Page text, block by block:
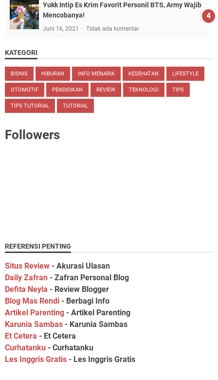
Yukk Intip Es Krim Favorit Personil BTS, Army Wajib
Mencobanya!
Juni 16, 2021 Tidak ada komentar
KATEGORI
BISNIS HIBURAN INFO MENARIK KESEHATAN LIFESTYLE
OTOMOTIF PENDIDIKAN REVIEW TEKNOLOGI TIPS
TIPS TUTORIAL TUTORIAL
Followers
REFERENSI PENTING
Situs Review - Akurasi Ulasan
Daily Zafran - Zafran Personal Blog
Defita Neyla - Review Blogger
Blog Mas Rendi - Berbagi Info
Artikel Parenting - Artikel Parenting
Karunia Sambas - Karunia Sambas
Et Cetera - Et Cetera
Curhatanku - Curhatanku
Les Inggris Gratis - Les Inggris Gratis